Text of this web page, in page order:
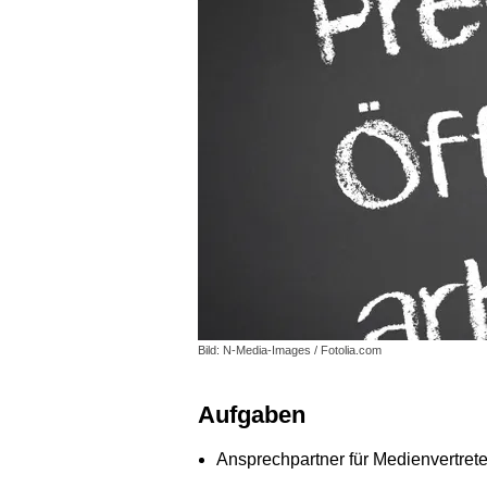
Bild: N-Media-Images / Fotolia.com
Aufgaben
Ansprechpartner für